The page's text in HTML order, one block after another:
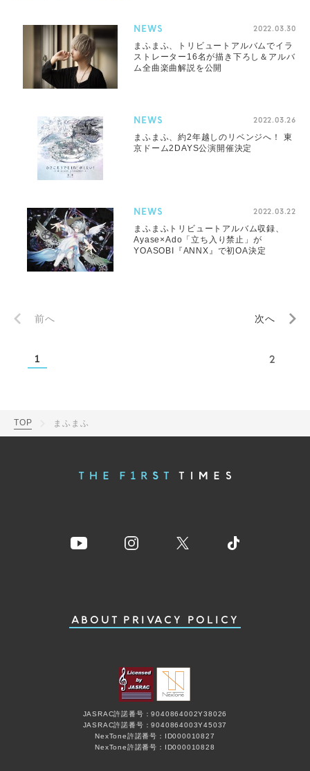
NEWS 2022.03.30
まふまふ、トリビュートアルバムでイラ
ストレーター16名が描き下ろし＆アルバ
ム全曲楽曲解説を公開
NEWS 2022.03.26
まふまふ、約2年越しのリベンジへ！ 東
京ドーム2DAYS公演開催決定
NEWS 2022.03.22
まふまふトリビュートアルバム収録、
Ayase×Ado「立ち入り禁止」が
YOASOBI『ANNX』で初OA決定
前へ 次へ
1 2
TOP まふまふ
ABOUT PRIVACY POLICY
JASRAC許諾番号：9040864002Y38026
JASRAC許諾番号：9040864003Y45037
NexTone許諾番号：ID000010827
NexTone許諾番号：ID000010828